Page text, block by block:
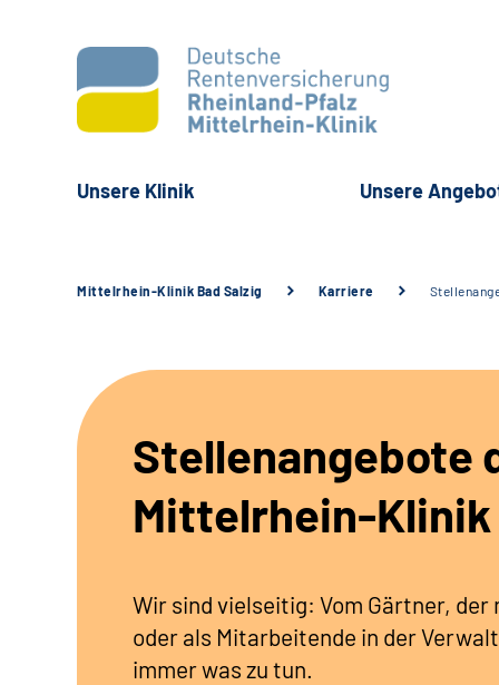
Unsere Klinik Unsere
Mittelrhein-Klinik Bad Salzig Karriere
Stellenangebote
Mittelrhein-Klinik
Wir sind vielseitig: Vom Gärtner,
oder als Mitarbeitende in der
immer was zu tun.